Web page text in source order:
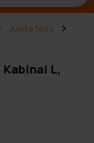
Jumta telts
L,